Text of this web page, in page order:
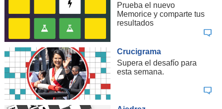
Prueba el nuevo
Memorice y comparte tus
resultados
Crucigrama
Supera el desafío para
esta semana.